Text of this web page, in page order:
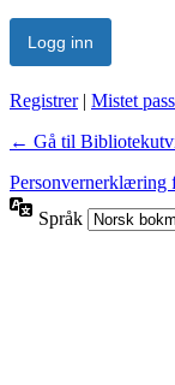
Registrer| Mistet
← Gå til
Språk